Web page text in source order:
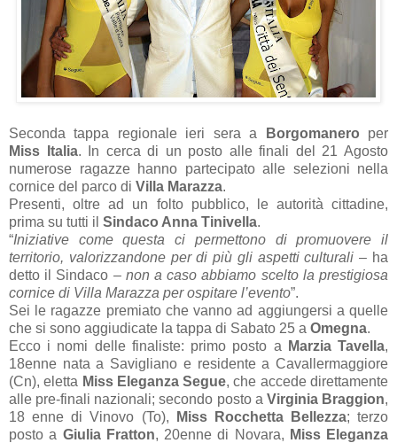
Seconda tappa regionale ieri sera a Borgomanero per
Miss Italia. In cerca di un posto alle finali del 21 Agosto
numerose ragazze hanno partecipato alle selezioni nella
cornice del parco di Villa Marazza.
Presenti, oltre ad un folto pubblico, le autorità cittadine,
prima su tutti il Sindaco Anna Tinivella.
“Iniziative come questa ci permettono di promuovere il
territorio, valorizzandone per di più gli aspetti culturali – ha
detto il Sindaco – non a caso abbiamo scelto la prestigiosa
cornice di Villa Marazza per ospitare l’evento”.
Sei le ragazze premiato che vanno ad aggiungersi a quelle
che si sono aggiudicate la tappa di Sabato 25 a Omegna.
Ecco i nomi delle finaliste: primo posto a
Marzia Tavella,
18enne nata a Savigliano e residente a Cavallermaggiore
(Cn), eletta Miss Eleganza Segue, che accede direttamente
alle pre-finali nazionali; secondo posto a Virginia Braggion,
18 enne di Vinovo (To),
Miss Rocchetta Bellezza; terzo
posto a Giulia Fratton, 20enne di Novara, Miss Eleganza